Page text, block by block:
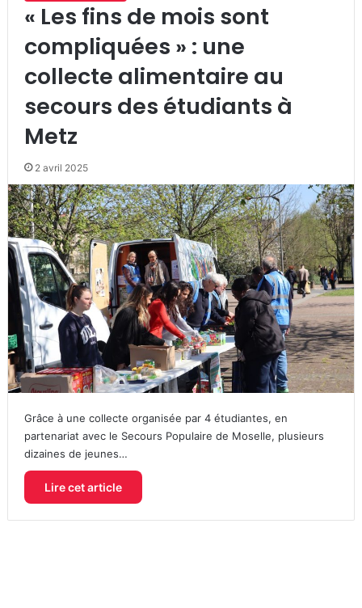
« Les fins de mois sont
compliquées » : une
collecte alimentaire au
secours des étudiants à
Metz
2 avril 2025
Grâce à une collecte organisée par 4 étudiantes, en
partenariat avec le Secours Populaire de Moselle, plusieurs
dizaines de jeunes…
Lire cet article